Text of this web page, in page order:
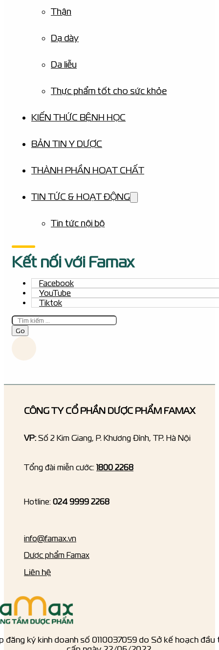
Thận
Dạ dày
Da liễu
Thực phẩm tốt cho sức khỏe
KIẾN THỨC BỆNH HỌC
BẢN TIN Y DƯỢC
THÀNH PHẦN HOẠT CHẤT
TIN TỨC & HOẠT ĐỘNG
Tin tức nội bộ
Kết nối với Famax
Facebook
YouTube
Tiktok
Tìm
kiếm
Go
đăng ký kinh doanh số ‎0110037059 do Sở kế hoạch đầu
CÔNG TY CỔ PHẦN DƯỢC PHẨM FAMAX
VP: Số 2 Kim Giang, P. Khương Đình, TP. Hà Nội
Tổng đài miễn cước: 1800 2268
Hotline: 024 9999 2268
info@famax.vn
Dược phẩm Famax
Liên hệ